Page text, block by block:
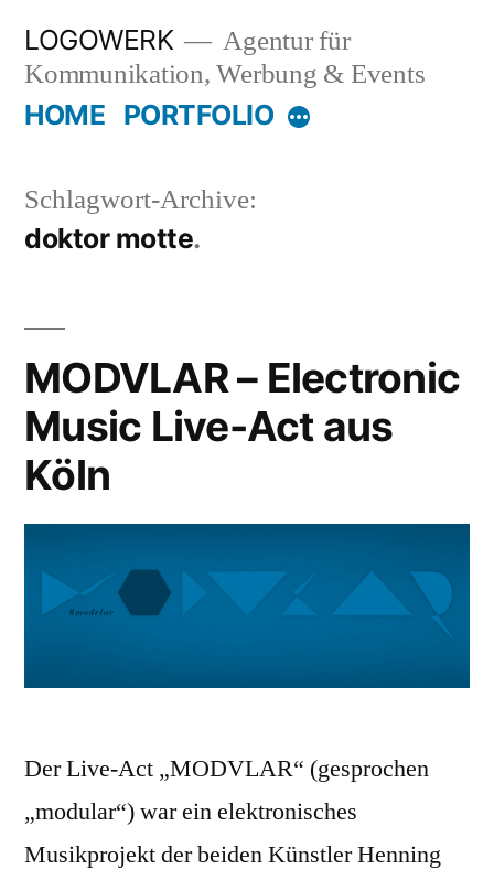
Inhalt
springen
LOGOWERK
Agentur für
Kommunikation, Werbung & Events
HOME PORTFOLIO Mehr
Schlagwort-Archive:
doktor motte
MODVLAR – Electronic
Music Live-Act aus
Köln
Der Live-Act „MODVLAR“ (gesprochen
„modular“) war ein elektronisches
Musikprojekt der beiden Künstler Henning